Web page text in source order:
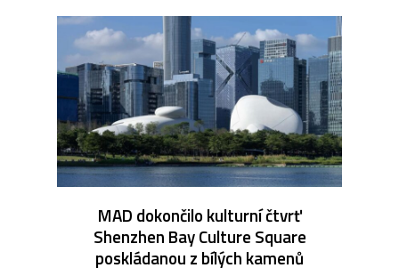
MAD dokončilo kulturní čtvrť
Shenzhen Bay Culture Square
poskládanou z bílých kamenů